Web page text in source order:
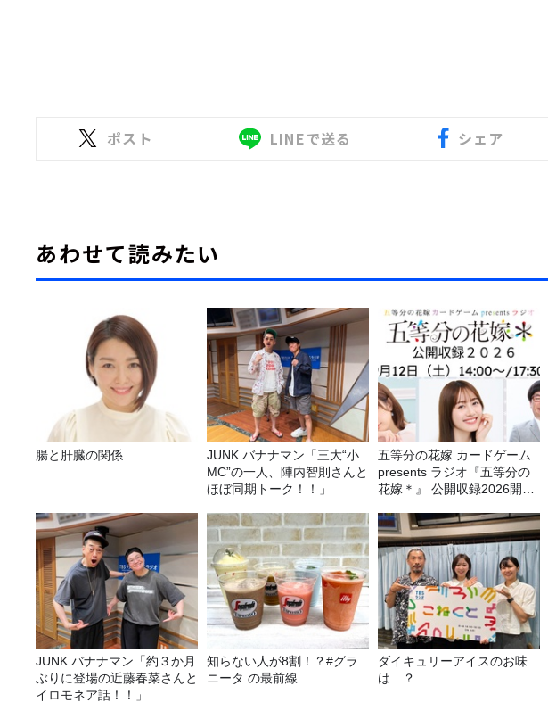
ポスト LINEで送る シェア
あわせて読みたい
腸と肝臓の関係
JUNK バナナマン「三大“小
MC”の一人、陣内智則さんと
ほぼ同期トーク！！」
五等分の花嫁 カードゲーム
presents ラジオ『五等分の
花嫁＊』 公開収録2026開催
JUNK バナナマン「約３か月
ぶりに登場の近藤春菜さんと
イロモネア話！！」
知らない人が8割！？#グラ
ニータ の最前線
ダイキュリーアイスのお味
は…？